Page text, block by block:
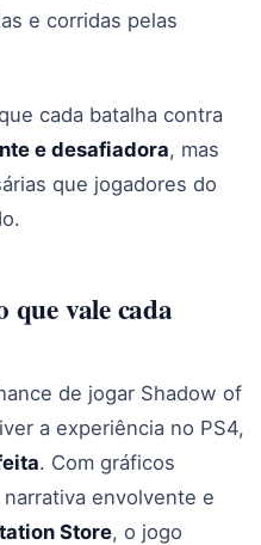
e corridas pelas
cada batalha contra
e desafiadora, mas
que jogadores do
que vale cada
de jogar Shadow of
a experiência no PS4,
. Com gráficos
envolvente e
Store, o jogo